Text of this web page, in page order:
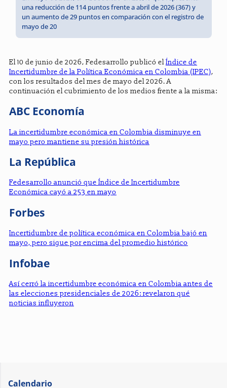
una reducción de 114 puntos frente a abril de 2026 (367) y
un aumento de 29 puntos en comparación con el registro de
mayo de 20
El 10 de junio de 2026, Fedesarrollo publicó elÍndice de
Incertidumbre de la Política Económica en Colombia (IPEC),
con los resultados del mes de mayo del 2026. A
continuación el cubrimiento de los medios frente a la misma:
ABC Economía
La incertidumbre económica en Colombia disminuye en
mayo pero mantiene su presión histórica
La República
Fedesarrollo anunció que Índice de Incertidumbre
Económica cayó a 253 en mayo
Forbes
Incertidumbre de política económica en Colombia bajó en
mayo, pero sigue por encima del promedio histórico
Infobae
Así cerró la incertidumbre económica en Colombia antes de
las elecciones presidenciales de 2026: revelaron qué
noticias influyeron
Calendario